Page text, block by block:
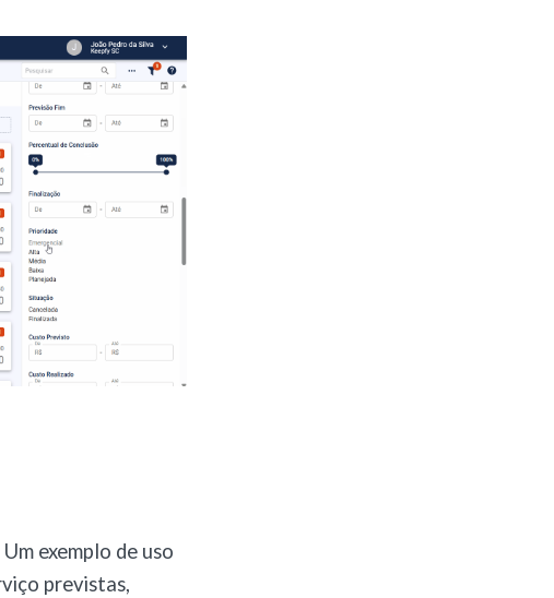
exemplo de uso
previstas,